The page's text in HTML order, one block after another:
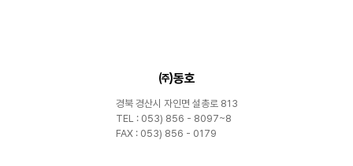
㈜동호
경북 경산시 자인면 설총로 813
TEL : 053) 856 - 8097~8
FAX : 053) 856 - 0179